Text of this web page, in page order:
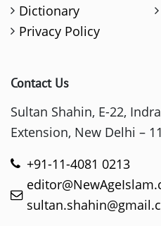
Dictionary
Privacy Policy
Contact Us
Sultan Shahin, E-22,
Extension, New Delhi –
+91-11-4081 0213